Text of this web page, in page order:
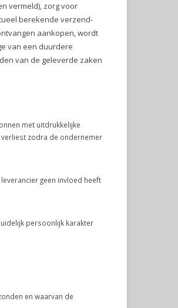
vermeld), zorg voor
berekende verzend-
aankopen, wordt
van een duurdere
van de geleverde zaken
met uitdrukkelijke
zodra de ondernemer
geen invloed heeft
persoonlijk karakter
en waarvan de